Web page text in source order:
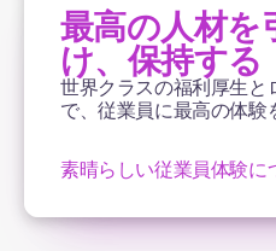
最高の人材を
け、保持する
世界クラスの福利厚生
で、従業員に最高の体験
素晴らしい従業員体験に